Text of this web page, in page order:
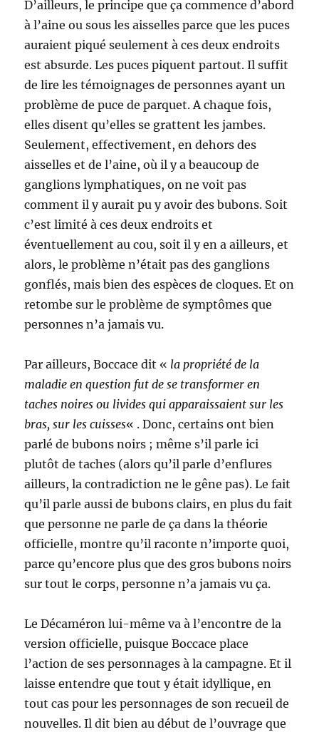
D’ailleurs, le principe que ça commence d’abord
à l’aine ou sous les aisselles parce que les puces
auraient piqué seulement à ces deux endroits
est absurde. Les puces piquent partout. Il suffit
de lire les témoignages de personnes ayant un
problème de puce de parquet. A chaque fois,
elles disent qu’elles se grattent les jambes.
Seulement, effectivement, en dehors des
aisselles et de l’aine, où il y a beaucoup de
ganglions lymphatiques, on ne voit pas
comment il y aurait pu y avoir des bubons. Soit
c’est limité à ces deux endroits et
éventuellement au cou, soit il y en a ailleurs, et
alors, le problème n’était pas des ganglions
gonflés, mais bien des espèces de cloques. Et on
retombe sur le problème de symptômes que
personnes n’a jamais vu.
Par ailleurs, Boccace dit « la propriété de la
maladie en question fut de se transformer en
taches noires ou livides qui apparaissaient sur les
bras, sur les cuisses« . Donc, certains ont bien
parlé de bubons noirs ; même s’il parle ici
plutôt de taches (alors qu’il parle d’enflures
ailleurs, la contradiction ne le gêne pas). Le fait
qu’il parle aussi de bubons clairs, en plus du fait
que personne ne parle de ça dans la théorie
officielle, montre qu’il raconte n’importe quoi,
parce qu’encore plus que des gros bubons noirs
sur tout le corps, personne n’a jamais vu ça.
Le Décaméron lui-même va à l’encontre de la
version officielle, puisque Boccace place
l’action de ses personnages à la campagne. Et il
laisse entendre que tout y était idyllique, en
tout cas pour les personnages de son recueil de
nouvelles. Il dit bien au début de l’ouvrage que